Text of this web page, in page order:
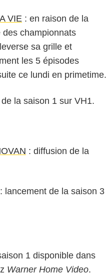
VIE : en raison de la
championnats
sa grille et
les 5 épisodes
ce lundi en primetime.
la saison 1 sur VH1.
: diffusion de la
: lancement de la saison 3
1 disponible dans
Warner Home Video.